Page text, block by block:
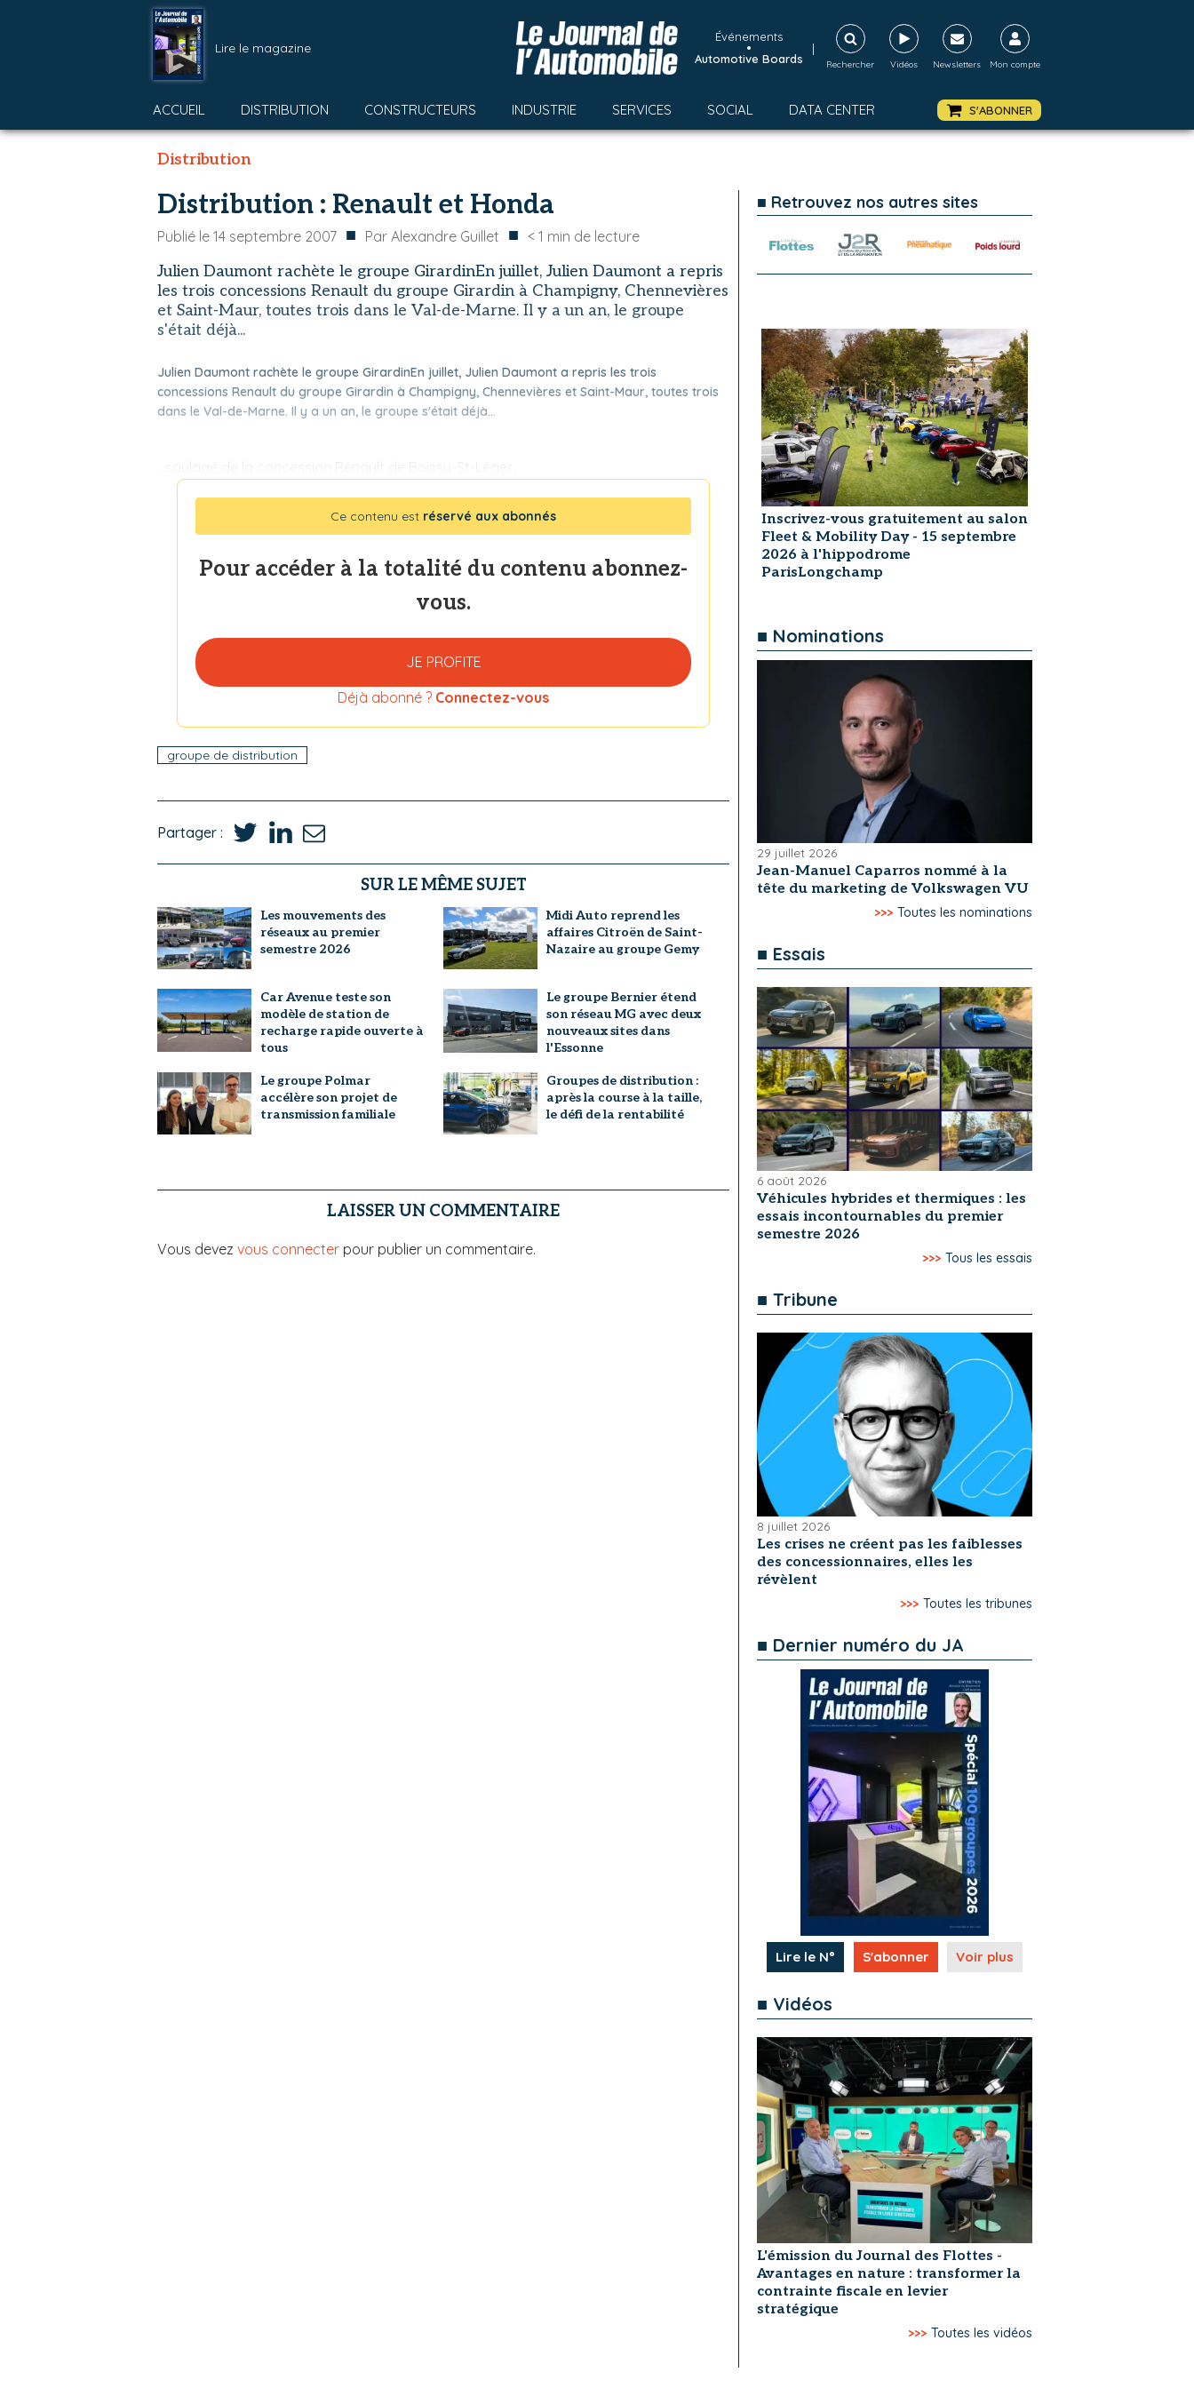
Lire le magazine
Événements
•
Automotive Boards
|
Rechercher Vidéos Newsletters Mon compte
ACCUEIL DISTRIBUTION CONSTRUCTEURS INDUSTRIE SERVICES SOCIAL DATA CENTER S'ABONNER
Distribution
Distribution : Renault et Honda
Publié le 14 septembre 2007 ■ Par Alexandre Guillet ■ < 1 min de lecture
Julien Daumont rachète le groupe GirardinEn juillet, Julien Daumont a repris
les trois concessions Renault du groupe Girardin à Champigny, Chennevières
et Saint-Maur, toutes trois dans le Val-de-Marne. Il y a un an, le groupe
s'était déjà...
Julien Daumont rachète le groupe GirardinEn juillet, Julien Daumont a repris les trois
concessions Renault du groupe Girardin à Champigny, Chennevières et Saint-Maur, toutes trois
dans le Val-de-Marne. Il y a un an, le groupe s'était déjà...
...soulagé de la concession Renault de Boissy-St-Léger,
Ce contenu est réservé aux abonnés
Pour accéder à la totalité du contenu abonnez-
vous.
JE PROFITE
Déjà abonné ? Connectez-vous
groupe de distribution
Partager :
SUR LE MÊME SUJET
Les mouvements des
réseaux au premier
semestre 2026
Midi Auto reprend les
affaires Citroën de Saint-
Nazaire au groupe Gemy
Car Avenue teste son
modèle de station de
recharge rapide ouverte à
tous
Le groupe Bernier étend
son réseau MG avec deux
nouveaux sites dans
l'Essonne
Le groupe Polmar
accélère son projet de
transmission familiale
Groupes de distribution :
après la course à la taille,
le défi de la rentabilité
LAISSER UN COMMENTAIRE
Vous devez vous connecter pour publier un commentaire.
■ Retrouvez nos autres sites
Inscrivez-vous gratuitement au salon
Fleet & Mobility Day - 15 septembre
2026 à l'hippodrome
ParisLongchamp
■ Nominations
29 juillet 2026
Jean-Manuel Caparros nommé à la
tête du marketing de Volkswagen VU
>>> Toutes les nominations
■ Essais
6 août 2026
Véhicules hybrides et thermiques : les
essais incontournables du premier
semestre 2026
>>> Tous les essais
■ Tribune
8 juillet 2026
Les crises ne créent pas les faiblesses
des concessionnaires, elles les
révèlent
>>> Toutes les tribunes
■ Dernier numéro du JA
Lire le N° S'abonner Voir plus
■ Vidéos
L'émission du Journal des Flottes -
Avantages en nature : transformer la
contrainte fiscale en levier
stratégique
>>> Toutes les vidéos